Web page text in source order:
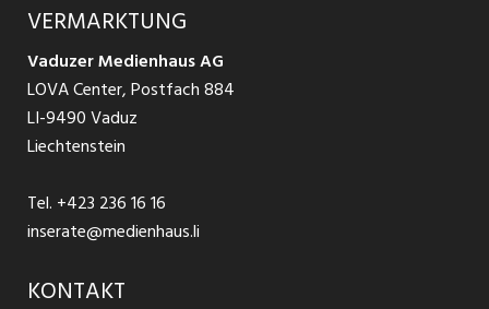
Jobs in St. Gallen
Jobs in Glarus
Jobs in der Südostschweiz
Temporär Jobs
Teilzeit Jobs
Schnittstelle
Ratgeber Bewerbung / Rekrutierung
AGB
Datenschutzbestimmungen
Nutzungsbedingungen
Impressum
VERMARKTUNG
Vaduzer Medienhaus AG
LOVA Center, Postfach 884
LI-9490 Vaduz
Liechtenstein
Tel. +423 236 16 16
inserate@medienhaus.li
KONTAKT